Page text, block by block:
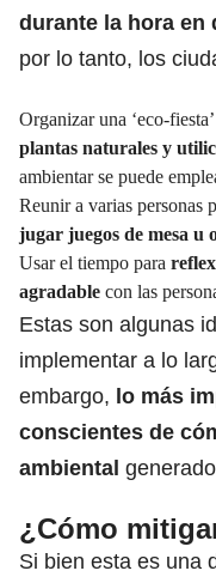
durante la hora en
por lo tanto, los
Organizar una ‘eco-
plantas naturales y
ambientar se puede
Reunir a varias personas
jugar juegos de mesa u
Usar el tiempo para
agradable con las
Estas son algunas
implementar a lo
embargo, lo más
conscientes de
ambiental
¿Cómo
Si bien esta es una